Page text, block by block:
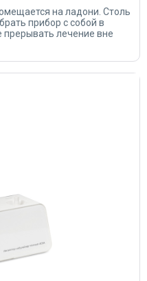
на ладони. Столь
прибор с собой в
прерывать лечение вне